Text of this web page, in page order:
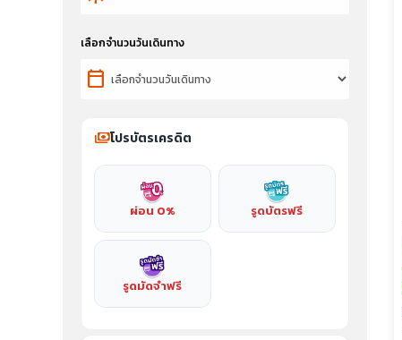
เลือกจำนวนวันเดินทาง
calendar_today
paymentsโปรบัตรเครดิต
ผ่อน 0% รูดบัตรฟรี
รูดมัดจำฟรี